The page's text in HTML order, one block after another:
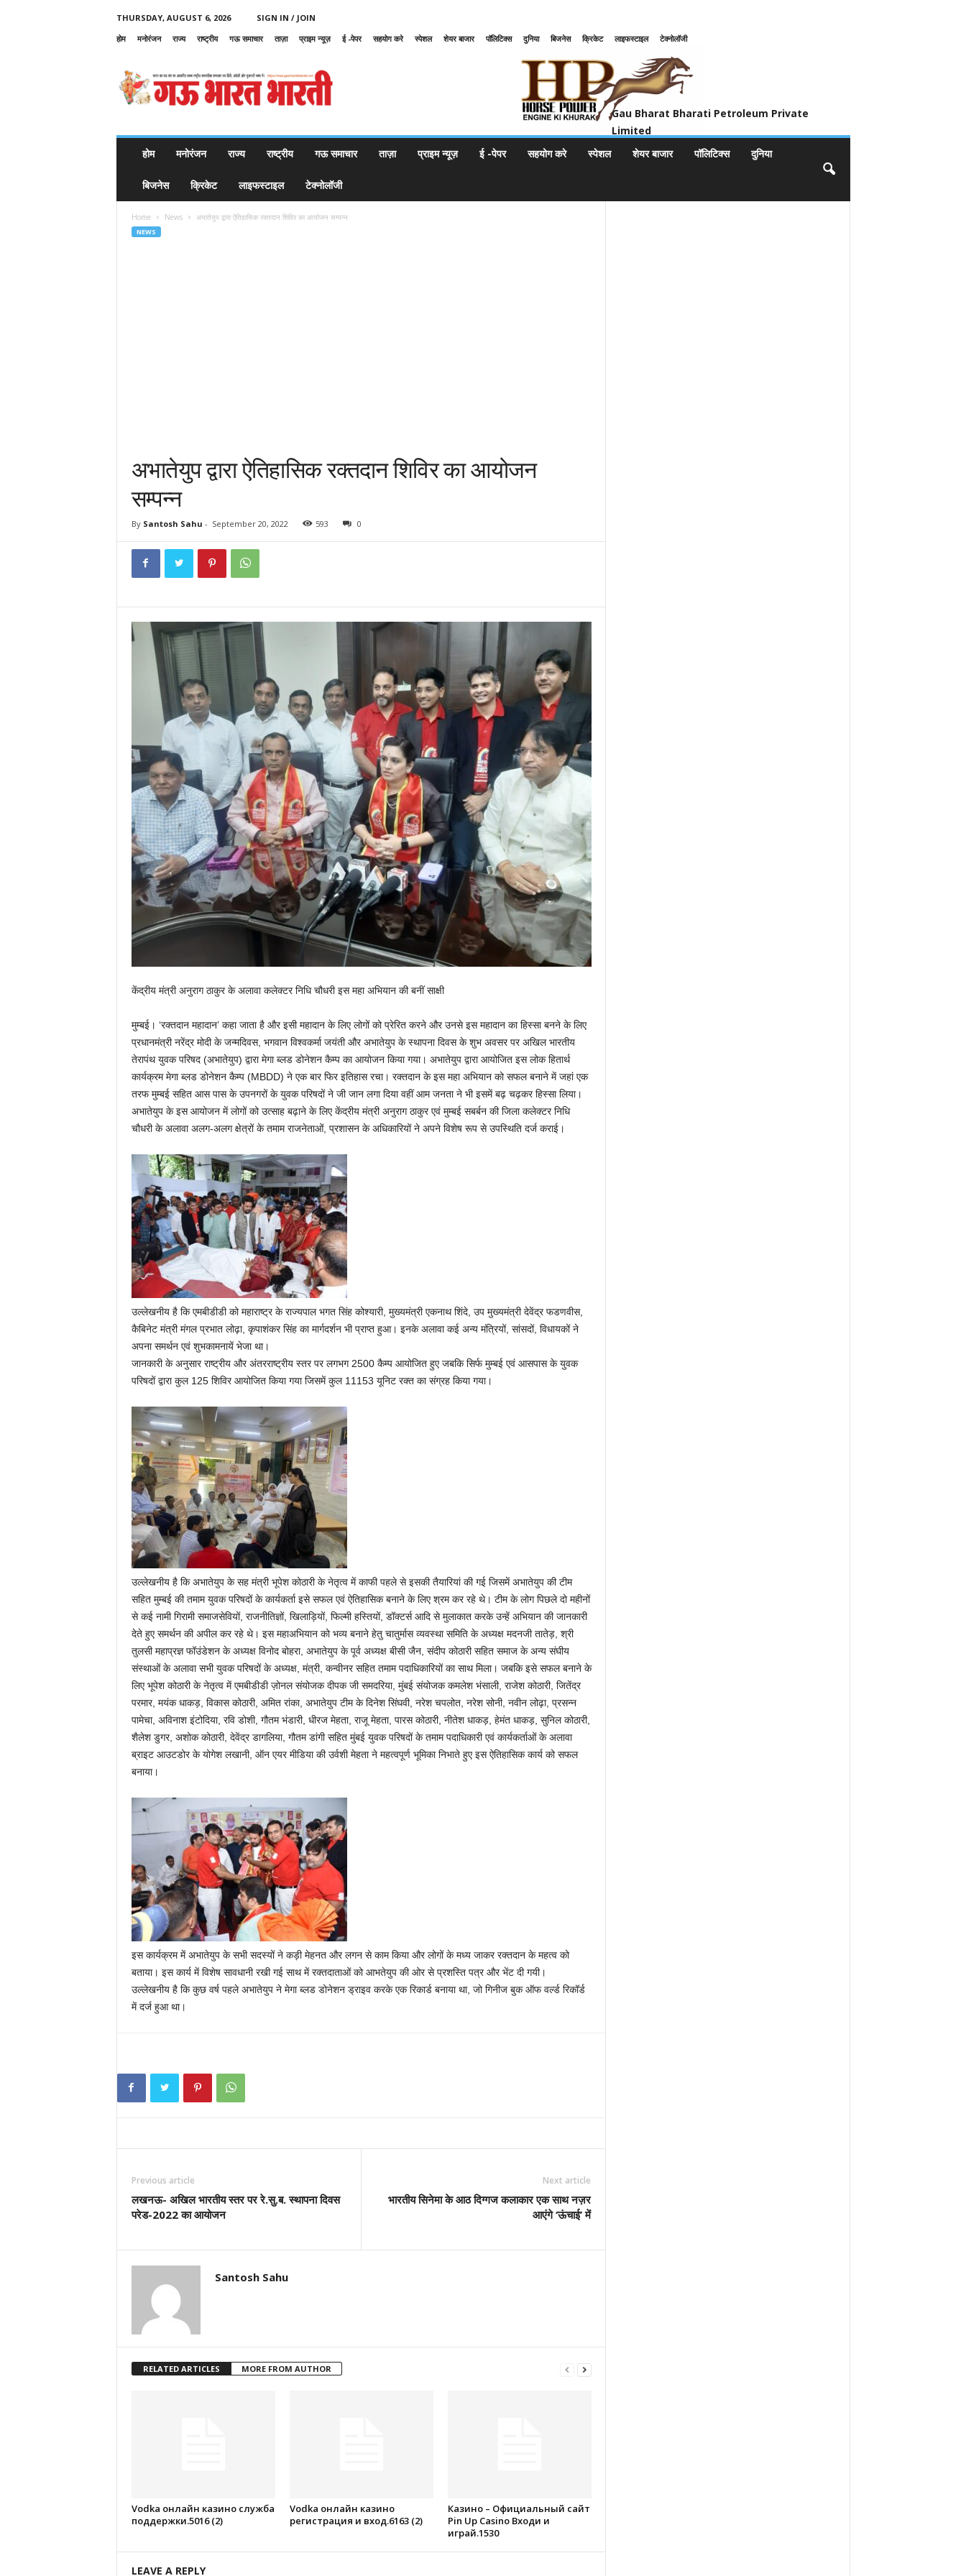
THURSDAY, AUGUST 6, 2026
SIGN IN / JOIN
होम
मनोरंजन राज्य राष्ट्रीय गऊ समाचार ताज़ा प्राइम न्यूज़ ई -पेपर सहयोग करे स्पेशल शेयर बाजार पॉलिटिक्स दुनिया बिजनेस क्रिकेट लाइफस्टाइल
टेक्नोलॉजी
u
Gau Bharat Bharati Petroleum Private
Limited
होम
मनोरंजन राज्य राष्ट्रीय गऊ समाचार ताज़ा प्राइम न्यूज़ ई -पेपर सहयोग करे स्पेशल शेयर बाजार पॉलिटिक्स दुनिया
बिजनेस क्रिकेट लाइफस्टाइल टेक्नोलॉजी
Home News अभातेयुप द्वारा ऐतिहासिक रक्तदान शिविर का आयोजन सम्पन्न
NEWS
अभातेयुप द्वारा ऐतिहासिक रक्तदान शिविर का आयोजन
सम्पन्न
By Santosh Sahu - September 20, 2022 593 0
केंद्रीय मंत्री अनुराग ठाकुर के अलावा कलेक्टर निधि चौधरी इस महा अभियान की बनीं साक्षी
मुम्बई। ‘रक्तदान महादान’ कहा जाता है और इसी महादान के लिए लोगों को प्रेरित करने और उनसे इस महादान का हिस्सा बनने के लिए
प्रधानमंत्री नरेंद्र मोदी के जन्मदिवस, भगवान विश्वकर्मा जयंती और अभातेयुप के स्थापना दिवस के शुभ अवसर पर अखिल भारतीय
तेरापंथ युवक परिषद (अभातेयुप) द्वारा मेगा ब्लड डोनेशन कैम्प का आयोजन किया गया। अभातेयुप द्वारा आयोजित इस लोक हितार्थ
कार्यक्रम मेगा ब्लड डोनेशन कैम्प (MBDD) ने एक बार फिर इतिहास रचा। रक्तदान के इस महा अभियान को सफल बनाने में जहां एक
तरफ मुम्बई सहित आस पास के उपनगरों के युवक परिषदों ने जी जान लगा दिया वहीं आम जनता ने भी इसमें बढ़ चढ़कर हिस्सा लिया।
अभातेयुप के इस आयोजन में लोगों को उत्साह बढ़ाने के लिए केंद्रीय मंत्री अनुराग ठाकुर एवं मुम्बई सबर्बन की जिला कलेक्टर निधि
चौधरी के अलावा अलग-अलग क्षेत्रों के तमाम राजनेताओं, प्रशासन के अधिकारियों ने अपने विशेष रूप से उपस्थिति दर्ज कराई।
उल्लेखनीय है कि एमबीडीडी को महाराष्ट्र के राज्यपाल भगत सिंह कोश्यारी, मुख्यमंत्री एकनाथ शिंदे, उप मुख्यमंत्री देवेंद्र फडणवीस,
कैबिनेट मंत्री मंगल प्रभात लोढ़ा, कृपाशंकर सिंह का मार्गदर्शन भी प्राप्त हुआ। इनके अलावा कई अन्य मंत्रियों, सांसदों, विधायकों ने
अपना समर्थन एवं शुभकामनायें भेजा था।
जानकारी के अनुसार राष्ट्रीय और अंतरराष्ट्रीय स्तर पर लगभग 2500 कैम्प आयोजित हुए जबकि सिर्फ मुम्बई एवं आसपास के युवक
परिषदों द्वारा कुल 125 शिविर आयोजित किया गया जिसमें कुल 11153 यूनिट रक्त का संग्रह किया गया।
उल्लेखनीय है कि अभातेयुप के सह मंत्री भूपेश कोठारी के नेतृत्व में काफी पहले से इसकी तैयारियां की गई जिसमें अभातेयुप की टीम
सहित मुम्बई की तमाम युवक परिषदों के कार्यकर्ता इसे सफल एवं ऐतिहासिक बनाने के लिए श्रम कर रहे थे। टीम के लोग पिछले दो महीनों
से कई नामी गिरामी समाजसेवियों, राजनीतिज्ञों, खिलाड़ियों, फिल्मी हस्तियों, डॉक्टर्स आदि से मुलाकात करके उन्हें अभियान की जानकारी
देते हुए समर्थन की अपील कर रहे थे। इस महाअभियान को भव्य बनाने हेतु चातुर्मास व्यवस्था समिति के अध्यक्ष मदनजी तातेड़, श्री
तुलसी महाप्रज्ञ फॉउंडेशन के अध्यक्ष विनोद बोहरा, अभातेयुप के पूर्व अध्यक्ष बीसी जैन, संदीप कोठारी सहित समाज के अन्य संघीय
संस्थाओं के अलावा सभी युवक परिषदों के अध्यक्ष, मंत्री, कन्वीनर सहित तमाम पदाधिकारियों का साथ मिला। जबकि इसे सफल बनाने के
लिए भूपेश कोठारी के नेतृत्व में एमबीडीडी ज़ोनल संयोजक दीपक जी समदरिया, मुंबई संयोजक कमलेश भंसाली, राजेश कोठारी, जितेंद्र
परमार, मयंक धाकड़, विकास कोठारी, अमित रांका, अभातेयुप टीम के दिनेश सिंघवी, नरेश चपलोत, नरेश सोनी, नवीन लोढ़ा, प्रसन्न
पामेचा, अविनाश इंटोदिया, रवि डोशी, गौतम भंडारी, धीरज मेहता, राजू मेहता, पारस कोठारी, नीतेश धाकड़, हेमंत धाकड़, सुनिल कोठारी,
शैलेश डुगर, अशोक कोठारी, देवेंद्र डागलिया, गौतम डांगी सहित मुंबई युवक परिषदों के तमाम पदाधिकारी एवं कार्यकर्ताओं के अलावा
ब्राइट आउटडोर के योगेश लखानी, ऑन एयर मीडिया की उर्वशी मेहता ने महत्वपूर्ण भूमिका निभाते हुए इस ऐतिहासिक कार्य को सफल
बनाया।
इस कार्यक्रम में अभातेयुप के सभी सदस्यों ने कड़ी मेहनत और लगन से काम किया और लोगों के मध्य जाकर रक्तदान के महत्व को
बताया। इस कार्य में विशेष सावधानी रखी गई साथ में रक्तदाताओं को आभतेयुप की ओर से प्रशस्ति पत्र और भेंट दी गयी।
उल्लेखनीय है कि कुछ वर्ष पहले अभातेयुप ने मेगा ब्लड डोनेशन ड्राइव करके एक रिकार्ड बनाया था, जो गिनीज बुक ऑफ वर्ल्ड रिकॉर्ड
में दर्ज हुआ था।
Previous article
लखनऊ- अखिल भारतीय स्तर पर रे.सु.ब. स्थापना दिवस
परेड-2022 का आयोजन
Next article
भारतीय सिनेमा के आठ दिग्गज कलाकार एक साथ नज़र
आएंगे ‘ऊंचाई’ में
Santosh Sahu
RELATED ARTICLES MORE FROM AUTHOR
Vodka онлайн казино служба
поддержки.5016 (2)
Vodka онлайн казино
регистрация и вход.6163 (2)
Казино – Официальный сайт
Pin Up Casino Входи и
играй.1530
LEAVE A REPLY